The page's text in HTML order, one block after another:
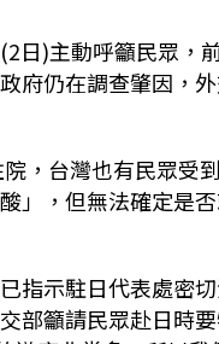
日)主動呼籲民眾，
府仍在調查肇因，
，台灣也有民眾受
」，但無法確定是
指示駐日代表處密
部籲請民眾赴日時